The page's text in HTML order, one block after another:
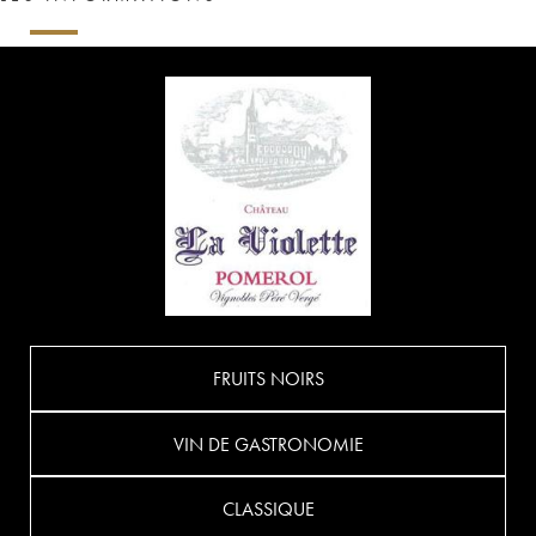
FRUITS NOIRS
VIN DE GASTRONOMIE
CLASSIQUE